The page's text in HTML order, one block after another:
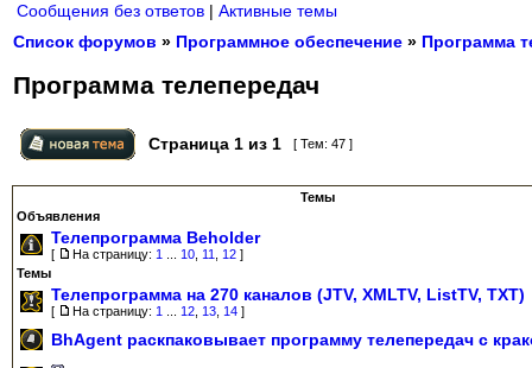
Сообщения без ответов | Активные темы
Список форумов » Программное обеспечение » Программа
Программа телепередач
Страница 1 из 1 [ Тем: 47 ]
Темы
Объявления
Телепрограмма Beholder
[ На страницу: 1 10 11 12 ]
Темы
Телепрограмма на 270 каналов (JTV, XMLTV, ListTV, TXT)
[ На страницу: 1 12 13 14 ]
BhAgent раскпаковывает программу телепередач с